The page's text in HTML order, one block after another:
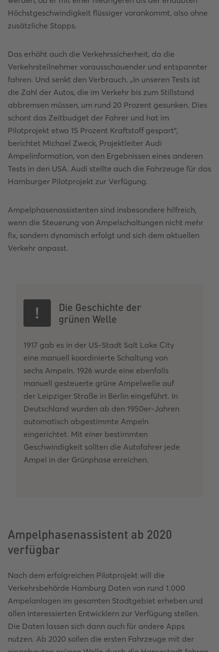
Höchstgeschwindigkeit flüssiger vorankommt, also ohne
zusätzliche Stopps.
Das erhöht auch die Verkehrssicherheit, da die
Verkehrsteilnehmer vorausschauender und entspannter
fahren. Und senkt den Verbrauch. „In unseren Tests ist
die Zahl der Autos, die im Verkehr bis zum Stillstand
abbremsen müssen, um rund 20 Prozent gesunken. Dies
schont das Zeitbudget der Fahrer und hat im
Pilotprojekt etwa 15 Prozent Kraftstoff gespart“,
berichtet Michael Zweck, Projektleiter Audi
Ampelinformation, von den Ergebnissen eines anderen
Tests in den USA. Audi stellte auch die Fahrzeuge für das
Hamburger Pilotprojekt zur Verfügung.
Ampelphasenassistenten sind insbesondere hilfreich,
wenn die Steuerung von Ampelschaltungen nicht mehr
fix, sondern dynamisch erfolgt und sich dem aktuellen
Verkehr anpasst.
Die Geschichte der
grünen Welle
1917 gab es in der US-Stadt Salt Lake City
eine manuell koordinierte Schaltung von
sechs Ampeln. 1926 wurde eine ebenfalls
manuell gesteuerte grüne Ampelwelle auf
der Leipziger Straße in Berlin eingeführt. In
Deutschland wurden ab den 1950er-Jahren
automatisch abgestimmte Ampeln
eingerichtet. Mit einer bestimmten
Geschwindigkeit sollten die Autofahrer jede
Ampel in der Grünphase erreichen.
Ampelphasenassistent ab 2020
verfügbar
Nach dem erfolgreichen Pilotprojekt will die
Verkehrsbehörde Hamburg Daten von rund 1.000
Ampelanlagen im gesamten Stadtgebiet erheben und
allen interessierten Entwicklern zur Verfügung stellen.
Die Daten lassen sich dann auch für andere Apps
nutzen. Ab 2020 sollen die ersten Fahrzeuge mit der